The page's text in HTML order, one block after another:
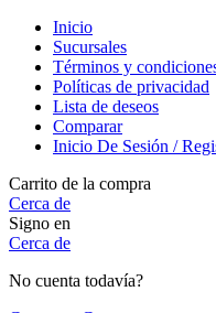
Inicio
Sucursales
Términos y
Políticas de privacidad
Lista de deseos
Comparar
Inicio De Sesión /
Carrito de la compra
Cerca de
Signo en
Cerca de
No cuenta todavía?